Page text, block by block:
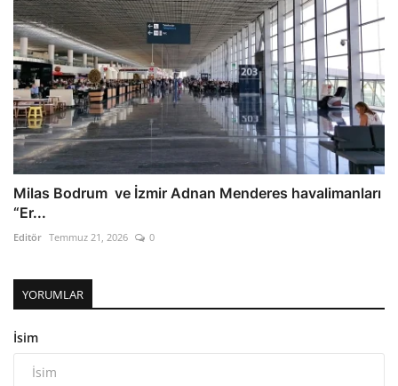
Milas Bodrum ve İzmir Adnan Menderes havalimanları
“Er...
Editör Temmuz 21, 2026 0
YORUMLAR
İsim